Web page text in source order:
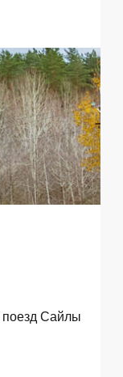
поезд Сайлы